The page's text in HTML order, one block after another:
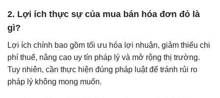
2. Lợi ích thực sự của mua bán hóa đơn đỏ là
gì?
Lợi ích chính bao gồm tối ưu hóa lợi nhuận, giảm thiểu chi
phí thuế, nâng cao uy tín pháp lý và mở rộng thị trường.
Tuy nhiên, cần thực hiện đúng pháp luật để tránh rủi ro
pháp lý không mong muốn.